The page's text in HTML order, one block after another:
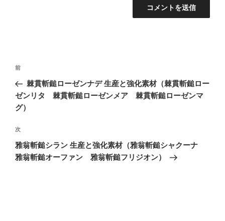
投
ナ
ビ
ー
シ
ョ
前
の
投
稿
前
棘貫斬鎚ローゼンナデ 生産と強化素材（棘貫斬鎚ロー
ゼンリタ 棘貫斬鎚ローゼンメア 棘貫斬鎚ローゼンマ
グ）
次
の
投
次
雅翁斬鎚シラン 生産と強化素材（雅翁斬鎚シャクーナ
雅翁斬鎚オーファン 雅翁斬鎚フリジオン）